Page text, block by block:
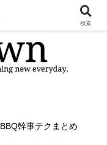
BBQ幹事テクまとめ
検索